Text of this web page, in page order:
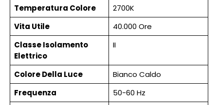
Temperatura Colore
2700K
Vita Utile
40.000 Ore
Classe Isolamento
Elettrico
II
Colore Della Luce
Bianco Caldo
Frequenza
50-60 Hz